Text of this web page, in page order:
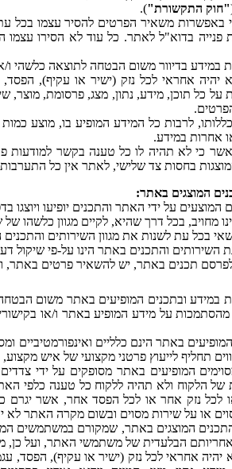
"חוק התקשורת").
באפשרות משאיר הפרטים להסיר עצמו בכל
פנייה בדוא"ל לאתר. כל עוד לא הסירו
במידע בדיוור משום הבטחה לתוצאה כלשהי
יהיה אחראי לכל נזק (ישיר או עקיף),
על כל תוכן, מידע, נתון, מצג, פרסומת, מוצר,
לרבות כל המידע המופיע בו, מוצע כמות
אחרות במידע.
כי לא תהיה לו כל טענה בקשר למודעות
בחסות צד שלישי, לאתר אין כל
המוצגים באתר:
המוצעים על ידי האתר והתכנים יופיעו ויוצגו
מחויב, בכל דרך שהיא, לקיים מגוון כלשהו של
בכל עת לשנות את מגוון השירותים
השירותים והתכנים באתר הינו על-פי
תכנים באתר, יש להשאיר פרטים באתר,
במידע ובתכנים המופיעים באתר משום
על מידע המופיע באתר ו/או
באתר הינם כלליים ואינפורמטיביים
תחליף לייעוץ פרטני מקצועי של איש
המופיעים באתר מסופקים על ידי
של הלקוח ולא תהיה ללקוח כל טענה כלפי
לכל נזק אחר או לכל הפסד אחר, אשר יגרם
או על שירות מסוים ובשום מקרה האתר לא
המוצגים באתר, שמקורם במשתמשים
הבלעדית של משתמשי האתר, ועל כן,
אחראי לכל נזק (ישיר או עקיף), הפסד,